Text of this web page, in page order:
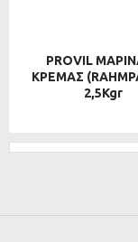
PROVIL
ΚΡΕΜΑΣ
2,5Kgr